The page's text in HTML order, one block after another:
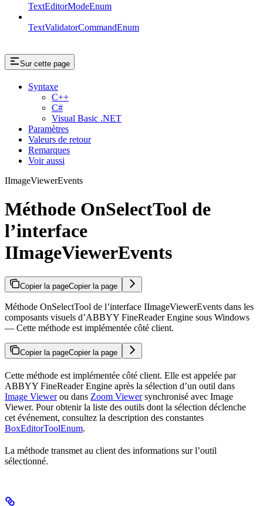
TextEditorModeEnum
TextValidatorCommandEnum
Sur cette page
Syntaxe
C++
C#
Visual Basic .NET
Paramètres
Valeurs de retour
Remarques
Voir aussi
IImageViewerEvents
Méthode OnSelectTool de
l’interface
IImageViewerEvents
Copier la pageCopier la page
Méthode OnSelectTool de l’interface IImageViewerEvents dans les
composants visuels d’ABBYY FineReader Engine sous Windows
— Cette méthode est implémentée côté client.
Copier la pageCopier la page
Cette méthode est implémentée côté client. Elle est appelée par
ABBYY FineReader Engine après la sélection d’un outil dans
Image Viewerou dans Zoom Viewersynchronisé avec Image
Viewer. Pour obtenir la liste des outils dont la sélection déclenche
cet événement, consultez la description des constantes
BoxEditorToolEnum.
La méthode transmet au client des informations sur l’outil
sélectionné.